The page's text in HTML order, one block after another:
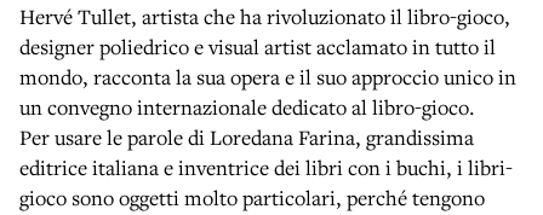
Hervé Tullet, artista che ha rivoluzionato il libro-gioco,
designer poliedrico e visual artist acclamato in tutto il
mondo, racconta la sua opera e il suo approccio unico in
un convegno internazionale dedicato al libro-gioco.
Per usare le parole di Loredana Farina, grandissima
editrice italiana e inventrice dei libri con i buchi, i libri-
gioco sono oggetti molto particolari, perché tengono